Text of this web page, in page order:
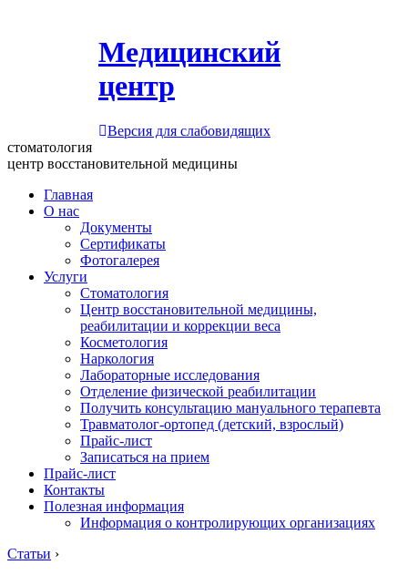
Медицинский
центр
Версия для слабовидящих
стоматология
центр восстановительной медицины
Главная
О нас
Документы
Сертификаты
Фотогалерея
Услуги
Стоматология
Центр восстановительной медицины,
реабилитации и коррекции веса
Косметология
Наркология
Лабораторные исследования
Отделение физической реабилитации
Получить консультацию мануального терапевта
Травматолог-ортопед (детский, взрослый)
Прайс-лист
Записаться на прием
Прайс-лист
Контакты
Полезная информация
Информация о контролирующих организациях
Статьи ›